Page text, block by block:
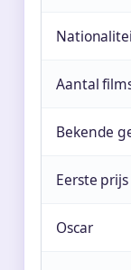
Aantal
Bekende
Eerste prijs
Oscar